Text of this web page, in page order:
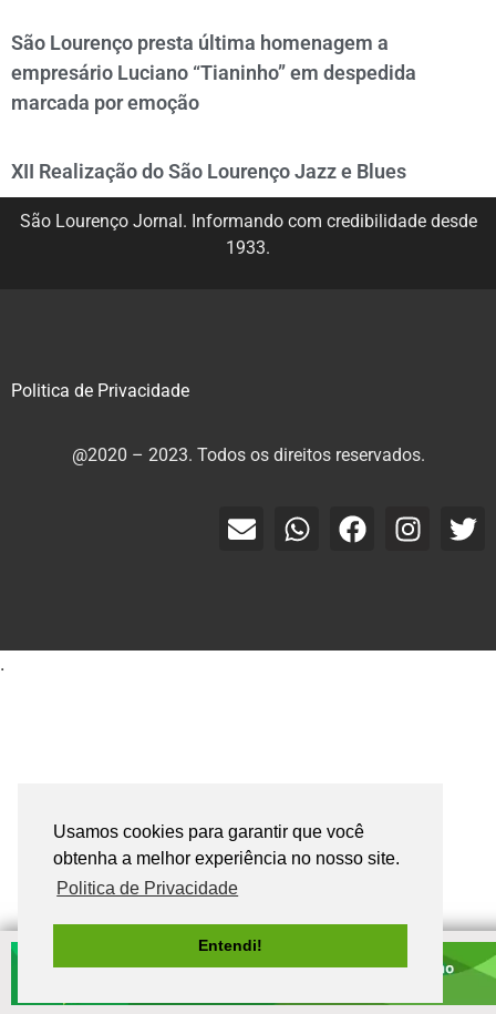
Usamos cookies para garantir que você
obtenha a melhor experiência no nosso site.
Politica de Privacidade
Entendi!
São Lourenço presta última homenagem a
empresário Luciano “Tianinho” em despedida
marcada por emoção
XII Realização do São Lourenço Jazz e Blues
São Lourenço Jornal. Informando com credibilidade desde
1933.
Politica de Privacidade
@2020 – 2023. Todos os direitos reservados.
.